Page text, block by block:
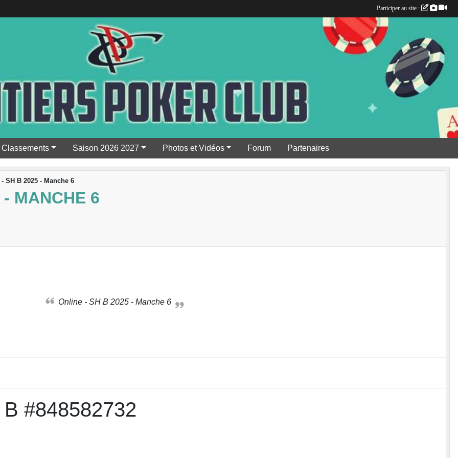
Classements Saison 2026 2027 Photos et Vidéos Forum Partenaires
SH B 2025 - Manche 6
MANCHE 6
Online - SH B 2025 - Manche 6
#848582732
Participer au site :